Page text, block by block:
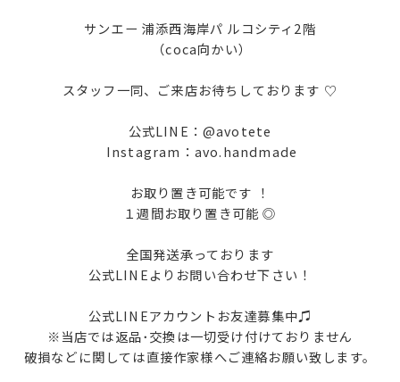
サンエー 浦添西海岸パ ルコシティ2階
（coca向かい）
スタッフ一同、ご来店お待ちしております ♡
公式LINE：@avotete
Instagram：avo.handmade
お取り置き可能です ！
１週間お取り置き可能 ◎
全国発送承っております
公式LINEよりお問い合わせ下さい！
公式LINEアカウントお友達募集中♫
※当店では返品･交換は一切受け付けておりません
破損などに関しては直接作家様へご連絡お願い致します。